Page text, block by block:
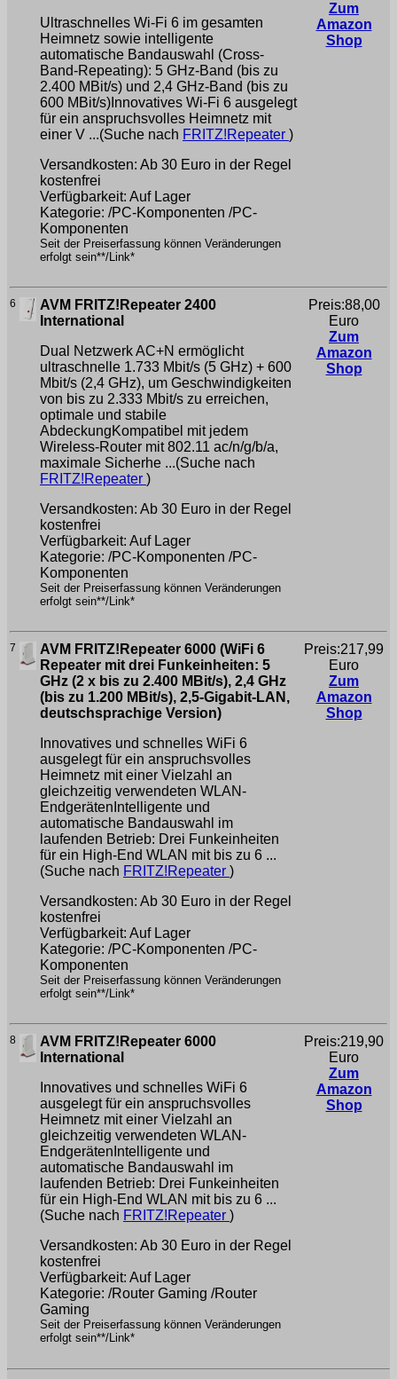
Ultraschnelles Wi-Fi 6 im gesamten
Heimnetz sowie intelligente
automatische Bandauswahl (Cross-
Band-Repeating): 5 GHz-Band (bis zu
2.400 MBit/s) und 2,4 GHz-Band (bis zu
600 MBit/s)Innovatives Wi-Fi 6 ausgelegt
für ein anspruchsvolles Heimnetz mit
einer V ...(Suche nach FRITZ!Repeater )
Versandkosten: Ab 30 Euro in der Regel
kostenfrei
Verfügbarkeit: Auf Lager
Kategorie: /PC-Komponenten /PC-
Komponenten
Seit der Preiserfassung können Veränderungen
erfolgt sein**/Link*
Zum
Amazon
Shop
6
AVM FRITZ!Repeater 2400
International
Dual Netzwerk AC+N ermöglicht
ultraschnelle 1.733 Mbit/s (5 GHz) + 600
Mbit/s (2,4 GHz), um Geschwindigkeiten
von bis zu 2.333 Mbit/s zu erreichen,
optimale und stabile
AbdeckungKompatibel mit jedem
Wireless-Router mit 802.11 ac/n/g/b/a,
maximale Sicherhe ...(Suche nach
FRITZ!Repeater )
Versandkosten: Ab 30 Euro in der Regel
kostenfrei
Verfügbarkeit: Auf Lager
Kategorie: /PC-Komponenten /PC-
Komponenten
Seit der Preiserfassung können Veränderungen
erfolgt sein**/Link*
Preis:88,00
Euro
Zum
Amazon
Shop
7
AVM FRITZ!Repeater 6000 (WiFi 6
Repeater mit drei Funkeinheiten: 5
GHz (2 x bis zu 2.400 MBit/s), 2,4 GHz
(bis zu 1.200 MBit/s), 2,5-Gigabit-LAN,
deutschsprachige Version)
Innovatives und schnelles WiFi 6
ausgelegt für ein anspruchsvolles
Heimnetz mit einer Vielzahl an
gleichzeitig verwendeten WLAN-
EndgerätenIntelligente und
automatische Bandauswahl im
laufenden Betrieb: Drei Funkeinheiten
für ein High-End WLAN mit bis zu 6 ...
(Suche nach FRITZ!Repeater )
Versandkosten: Ab 30 Euro in der Regel
kostenfrei
Verfügbarkeit: Auf Lager
Kategorie: /PC-Komponenten /PC-
Komponenten
Seit der Preiserfassung können Veränderungen
erfolgt sein**/Link*
Preis:217,99
Euro
Zum
Amazon
Shop
8
AVM FRITZ!Repeater 6000
International
Innovatives und schnelles WiFi 6
ausgelegt für ein anspruchsvolles
Heimnetz mit einer Vielzahl an
gleichzeitig verwendeten WLAN-
EndgerätenIntelligente und
automatische Bandauswahl im
laufenden Betrieb: Drei Funkeinheiten
für ein High-End WLAN mit bis zu 6 ...
(Suche nach FRITZ!Repeater )
Versandkosten: Ab 30 Euro in der Regel
kostenfrei
Verfügbarkeit: Auf Lager
Kategorie: /Router Gaming /Router
Gaming
Seit der Preiserfassung können Veränderungen
erfolgt sein**/Link*
Preis:219,90
Euro
Zum
Amazon
Shop